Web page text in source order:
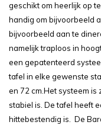
geschikt om heerlijk op
handig om bijvoorbeeld
bijvoorbeeld aan te
namelijk traploos in
een gepatenteerd
tafel in elke gewenste
en 72 cm.Het systeem is
stabiel is. De tafel heeft
hittebestendig is. De